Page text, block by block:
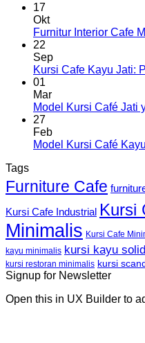
17
Okt
Furnitur Interior Cafe
22
Sep
Kursi Cafe Kayu Jati:
01
Mar
Model Kursi Café Jati
27
Feb
Model Kursi Café
Tags
Furniture Cafe
Kursi Cafe Industrial Kursi
Minimalis Kursi Cafe
kayu minimalis kursi kayu solid
kursi restoran minimalis kursi
Signup for Newsletter
Open this in UX Builder to